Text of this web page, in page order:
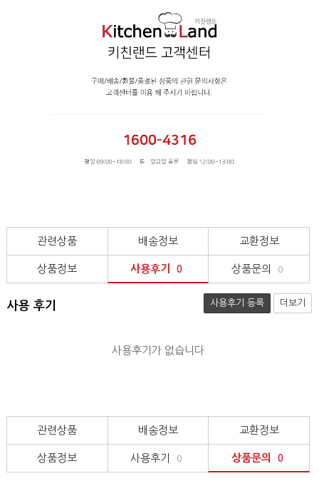
관련상품 배송정보 교환정보
상품정보 사용후기 0 상품문의 0
사용 후기 사용후기 등록 더보기
사용후기가 없습니다.
관련상품 배송정보 교환정보
상품정보 사용후기 0 상품문의 0